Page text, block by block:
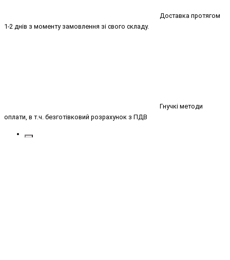
Доставка протягом
1-2 днів з моменту замовлення зі свого складу.
Гнучкі методи
оплати, в т.ч. безготівковий розрахунок з ПДВ